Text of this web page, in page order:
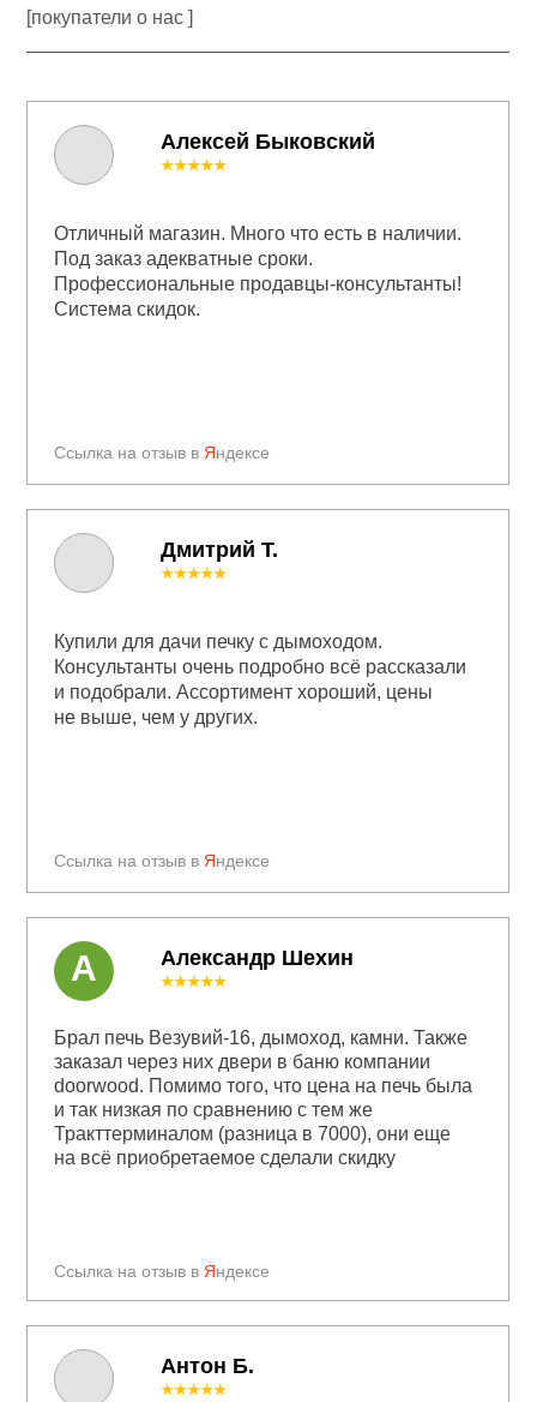
[покупатели о нас ]
Алексей Быковский
Ссылка на отзыв в Яндексе
★★★★★
Отличный магазин. Много что есть в наличии.
Под заказ адекватные сроки.
Профессиональные продавцы-консультанты!
Система скидок.
Антон Б.
Ссылка на отзыв в Яндексе
★★★★★
Купили для дачи печку с дымоходом.
Консультанты очень подробно всё рассказали
и подобрали. Ассортимент хороший, цены
не выше, чем у других.
Александр Шехин
Ссылка на отзыв в Яндексе
★★★★★
Брал печь Везувий-16, дымоход, камни. Также
заказал через них двери в баню компании
doorwood. Помимо того, что цена на печь была
и так низкая по сравнению с тем же
Тракттерминалом (разница в 7000), они еще
на всё приобретаемое сделали скидку
А
Дмитрий Т.
★★★★★